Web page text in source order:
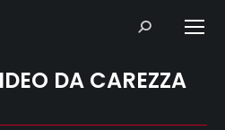
Search:
DA CAREZZA